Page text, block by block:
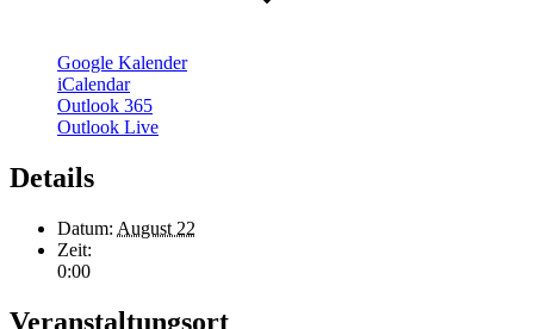
Google Kalender
iCalendar
Outlook 365
Outlook Live
Details
Datum: August 22
Zeit:
0:00
Veranstaltungsort